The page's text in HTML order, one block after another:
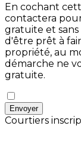
En cochant
contactera
gratuite et
d'être prêt à
propriété, au
démarche ne
gratuite.
Envoyer
Courtiers